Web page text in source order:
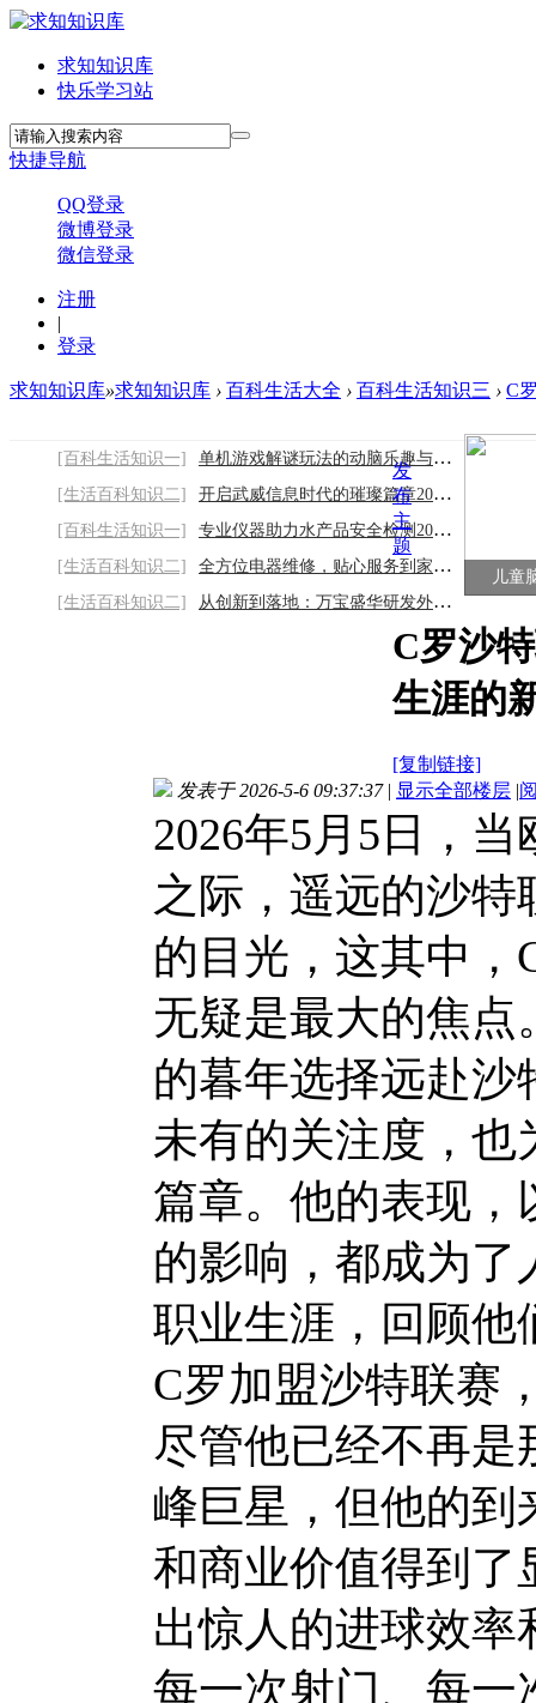
求知知识库
快乐学习站
快捷导航
QQ登录
微博登录
微信登录
注册
|
登录
求知知识库»求知知识库 › 百科生活大全 › 百科生活知识三 › C
[百科生活知识一]
单机游戏解谜玩法的动脑乐趣与思维锻炼
[生活百科知识二]
开启武威信息时代的璀璨篇章2026/8/8
[百科生活知识一]
专业仪器助力水产品安全检测2026/8/8
[生活百科知识二]
全方位电器维修，贴心服务到家门2026/8/8
[生活百科知识二]
从创新到落地：万宝盛华研发外包服务的全周
儿童
发
布
主
题
C罗沙
生涯的
[复制链接]
发表于 2026-5-6 09:37:37 | 显示全部楼层 |
2026年5月5日，
之际，遥远的沙
的目光，这其中，
无疑是最大的焦
的暮年选择远赴
未有的关注度，
篇章。他的表现，
的影响，都成为
职业生涯，回顾他
C罗加盟沙特联赛
尽管他已经不再是
峰巨星，但他的到
和商业价值得到了
出惊人的进球效
每一次射门、每一